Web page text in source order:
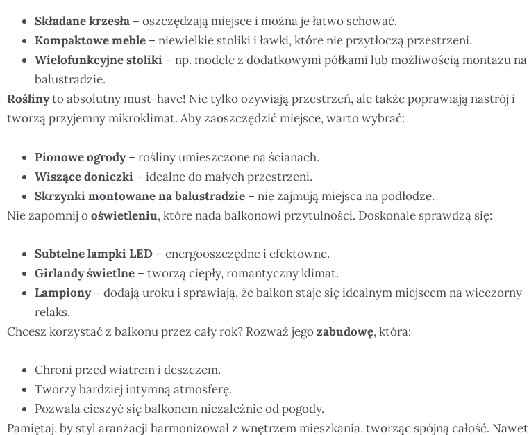
Składane krzesła – oszczędzają miejsce i można je łatwo schować.
Kompaktowe meble – niewielkie stoliki i ławki, które nie przytłoczą przestrzeni.
Wielofunkcyjne stoliki – np. modele z dodatkowymi półkami lub możliwością montażu na
balustradzie.
Roślinyto absolutny must-have! Nie tylko ożywiają przestrzeń, ale także poprawiają nastrój i
tworzą przyjemny mikroklimat. Aby zaoszczędzić miejsce, warto wybrać:
Pionowe ogrody– rośliny umieszczone na ścianach.
Wiszące doniczki – idealne do małych przestrzeni.
Skrzynki montowane na balustradzie – nie zajmują miejsca na podłodze.
Nie zapomnij ooświetleniu, które nada balkonowi przytulności. Doskonale sprawdzą się:
Subtelne lampki LED – energooszczędne i efektowne.
Girlandy świetlne – tworzą ciepły, romantyczny klimat.
Lampiony– dodają uroku i sprawiają, że balkon staje się idealnym miejscem na wieczorny
relaks.
Chcesz korzystać z balkonu przez cały rok? Rozważ jegozabudowę, która:
Chroni przed wiatrem i deszczem.
Tworzy bardziej intymną atmosferę.
Pozwala cieszyć się balkonem niezależnie od pogody.
Pamiętaj, by styl aranżacji harmonizował z wnętrzem mieszkania, tworząc spójną całość. Nawet